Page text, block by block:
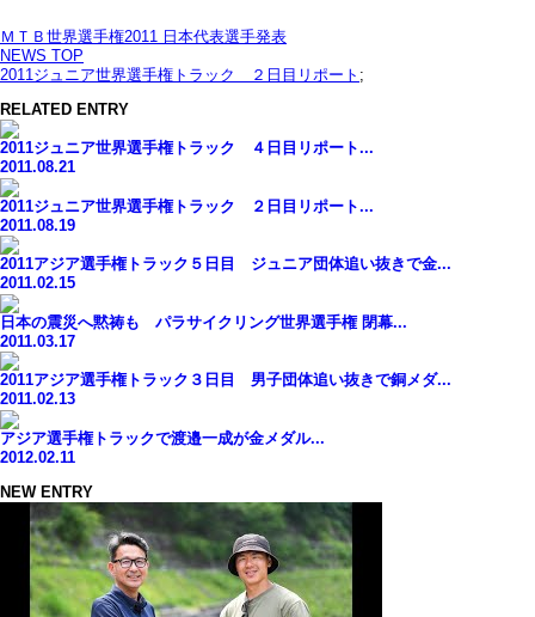
ＭＴＢ世界選手権2011 日本代表選手発表
NEWS TOP
2011ジュニア世界選手権トラック ２日目リポート ;
RELATED ENTRY
2011ジュニア世界選手権トラック ４日目リポート...
2011.08.21
2011ジュニア世界選手権トラック ２日目リポート...
2011.08.19
2011アジア選手権トラック５日目 ジュニア団体追い抜きで金...
2011.02.15
日本の震災へ黙祷も パラサイクリング世界選手権 閉幕...
2011.03.17
2011アジア選手権トラック３日目 男子団体追い抜きで銅メダ...
2011.02.13
アジア選手権トラックで渡邉一成が金メダル...
2012.02.11
NEW ENTRY